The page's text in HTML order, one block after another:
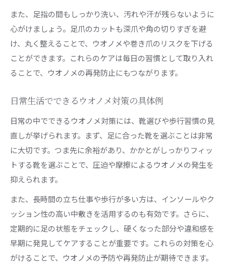
また、足指の間もしっかり洗い、汚れや汗が残らないように
心がけましょう。足爪のカットも深爪や角の切りすぎを避
け、丸く整えることで、ウオノメや巻き爪のリスクを下げる
ことができます。これらのケアは毎日の習慣として取り入れ
ることで、ウオノメの再発防止にもつながります。
日常生活でできるウオノメ対策の具体例
日常の中でできるウオノメ対策には、靴選びや歩行習慣の見
直しが挙げられます。まず、足に合った靴を選ぶことは非常
に大切です。つま先に余裕があり、かかとがしっかりフィッ
トする靴を選ぶことで、圧迫や摩擦によるウオノメの発生を
抑えられます。
また、長時間の立ち仕事や歩行が多い方は、インソールやク
ッション性の高い中敷きを活用するのも有効です。さらに、
定期的に足の状態をチェックし、硬くなった部分や違和感を
早期に発見してケアすることが重要です。これらの対策を心
がけることで、ウオノメの予防や再発防止が期待できます。